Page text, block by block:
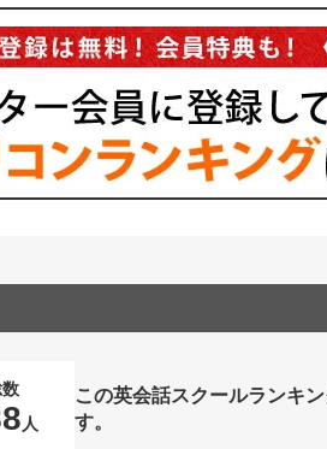
人
この英会話スクールランキ
す。